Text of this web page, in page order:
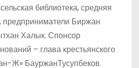
библиотека, средняя
предприниматели Биржан
Халык. Спонсор
– глава крестьянского
Ж» БауржанТусупбеков.